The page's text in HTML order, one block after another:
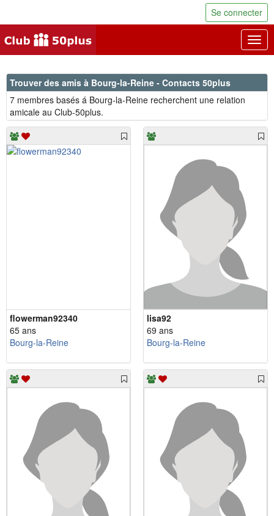
Se connecter
Trouver des amis à Bourg-la-Reine - Contacts 50plus
7 membres basés á Bourg-la-Reine recherchent une relation
amicale au Club-50plus.
flowerman92340
65 ans
Bourg-la-Reine
lisa92
69 ans
Bourg-la-Reine